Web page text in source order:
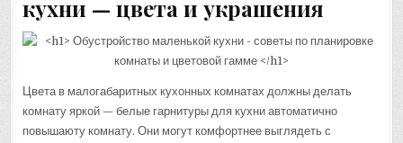
кухни — цвета и украшения
Цвета в малогабаритных кухонных комнатах должны делать
комнату яркой — белые гарнитуры для кухни автоматично
повышаюту комнату. Они могут комфортнее выглядеть с